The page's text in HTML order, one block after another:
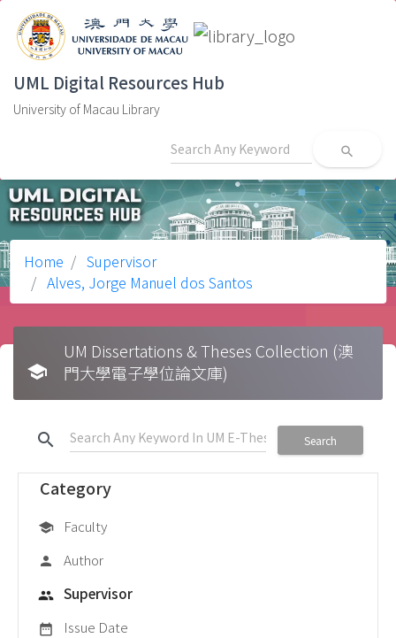
UML Digital Resources Hub
University of Macau Library
search
Home
Supervisor
Alves, Jorge Manuel dos Santos
school
UM Dissertations & Theses Collection (澳
門大學電子學位論文庫)
search Search
Category
school Faculty
person Author
group Supervisor
date_range Issue Date